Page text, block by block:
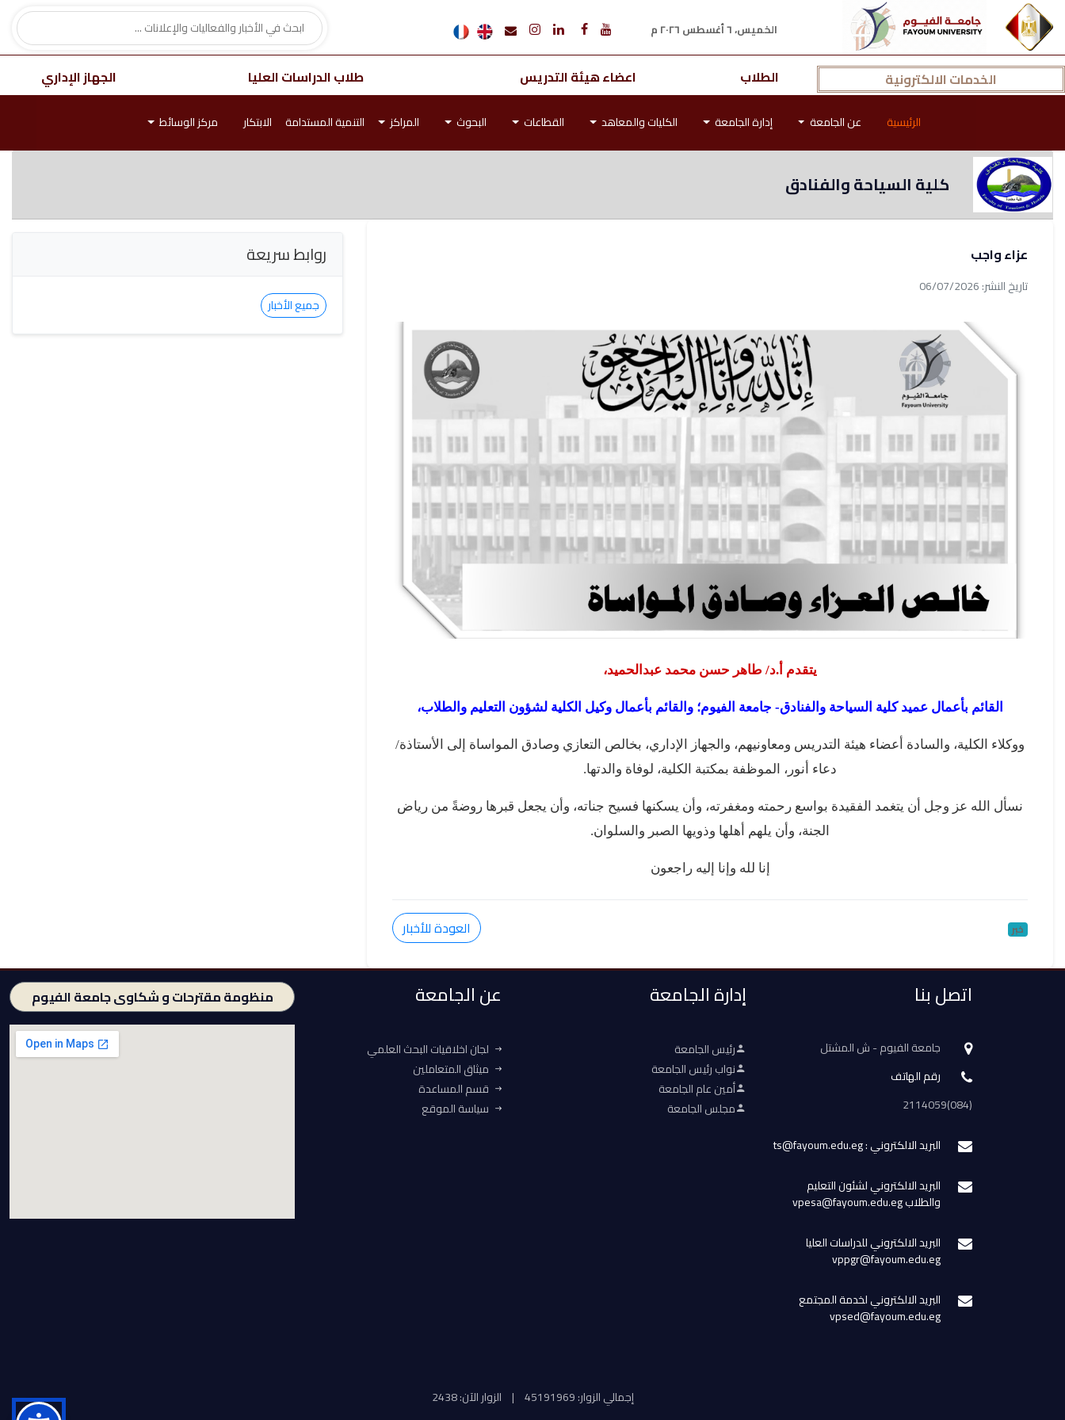
الخميس، ٦ أغسطس ٢٠٢٦ م
الخدمات الالكترونية الطلاب اعضاء هيئة التدريس طلاب الدراسات العليا الجهاز الإداري
الرئيسية عن الجامعة إدارة الجامعة الكليات والمعاهد القطاعات البحوث المراكز التنمية المستدامة الابتكار مركز الوسائط
كلية السياحة والفنادق
عزاء واجب
تاريخ النشر: 06/07/2026
يتقدم أ.د/ طاهر حسن محمد عبدالحميد،
القائم بأعمال عميد كلية السياحة والفنادق- جامعة الفيوم؛ والقائم بأعمال وكيل الكلية لشؤون التعليم والطلاب،
ووكلاء الكلية، والسادة أعضاء هيئة التدريس ومعاونيهم، والجهاز الإداري، بخالص التعازي وصادق المواساة إلى الأستاذة/
دعاء أنور، الموظفة بمكتبة الكلية، لوفاة والدتها.
نسأل الله عز وجل أن يتغمد الفقيدة بواسع رحمته ومغفرته، وأن يسكنها فسيح جناته، وأن يجعل قبرها روضةً من رياض
الجنة، وأن يلهم أهلها وذويها الصبر والسلوان.
إنا لله وإنا إليه راجعون
خبر العودة للأخبار
روابط سريعة
جميع الأخبار
اتصل بنا
جامعة الفيوم - ش المشتل
رقم الهاتف
(084)2114059
البريد الالكتروني : ts@fayoum.edu.eg
البريد الالكتروني لشئون التعليم
والطلاب vpesa@fayoum.edu.eg
البريد الالكتروني للدراسات العليا
vppgr@fayoum.edu.eg
البريد الالكتروني لخدمة المجتمع
vpsed@fayoum.edu.eg
إدارة الجامعة
رئيس الجامعة
نواب رئيس الجامعة
أمين عام الجامعة
مجلس الجامعة
عن الجامعة
لجان اخلاقيات البحث العلمي
ميثاق المتعاملين
قسم المساعدة
سياسة الموقع
منظومة مقترحات و شكاوى جامعة الفيوم
إجمالي الزوار: 45191969 | الزوار الآن: 2438